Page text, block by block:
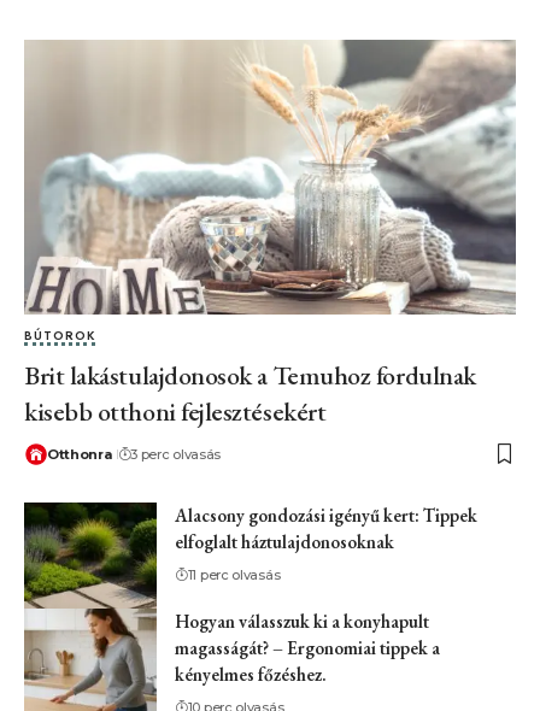
BÚTOROK
Brit lakástulajdonosok a Temuhoz fordulnak
kisebb otthoni fejlesztésekért
Otthonra 3 perc olvasás
Alacsony gondozási igényű kert: Tippek
elfoglalt háztulajdonosoknak
11 perc olvasás
Hogyan válasszuk ki a konyhapult
magasságát? – Ergonomiai tippek a
kényelmes főzéshez.
10 perc olvasás